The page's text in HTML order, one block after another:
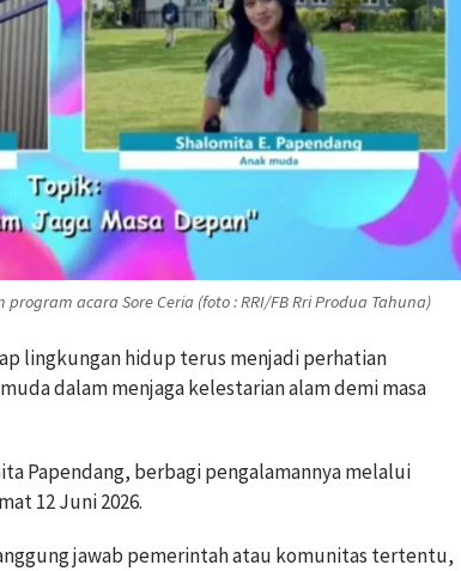
acara Sore Ceria (foto : RRI/FB Rri Produa Tahuna)
lingkungan hidup terus menjadi perhatian
dalam menjaga kelestarian alam demi masa
Papendang, berbagi pengalamannya melalui
12 Juni 2026.
jawab pemerintah atau komunitas tertentu,